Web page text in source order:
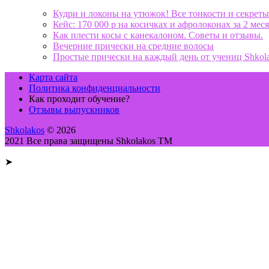
Кудри и локоны на утюжок! Все тонкости и
Кейс: 170 000 р на косичках и афролоконах за 2
Как плести косы с канекалоном. Советы и отзывы.
Вечерние прически на средние волосы
Простые прически на каждый день от учениц
Карта сайта
Политика конфиденциальности
Как проходит обучение?
Отзывы выпускников
Shkolakos © 2026
2021 Все права защищены Shkolakos TM
➤